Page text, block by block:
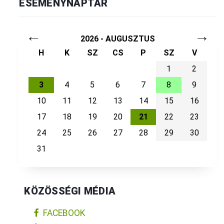
ESEMÉNYNAPTÁR
← 2026 - AUGUSZTUS →
H K SZ CS P SZ
V
1
2
3
4 5 6 7 8
9
10
11 12 13 14 15
16
17
18 19 20 21 22
23
24
25 26 27 28 29
30
31
KÖZÖSSÉGI MÉDIA
FACEBOOK